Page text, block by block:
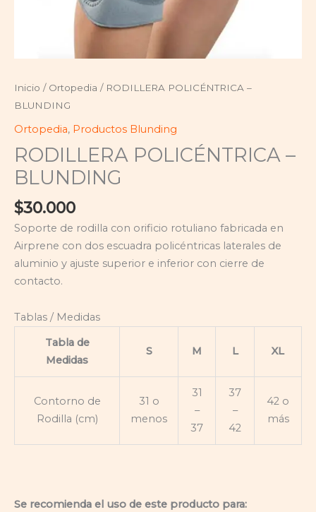
Inicio / Ortopedia / RODILLERA POLICÉNTRICA –
BLUNDING
Ortopedia, Productos Blunding
RODILLERA POLICÉNTRICA –
BLUNDING
$30.000
Soporte de rodilla con orificio rotuliano fabricada en
Airprene con dos escuadra policéntricas laterales de
aluminio y ajuste superior e inferior con cierre de
contacto.
Tablas / Medidas
Tabla de
Medidas
S M L XL
Contorno de
Rodilla (cm)
31 o
menos
31
–
37
37
–
42
42 o
más
Se recomienda el uso de este producto para: